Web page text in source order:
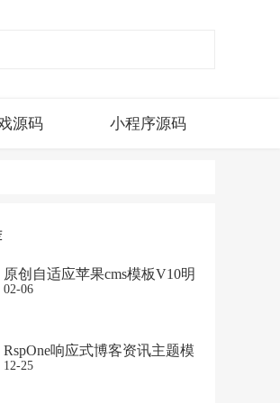
源码 小程序源码
原创自适应苹果cms模板V10明
暗双皮肤功能 齐全PC+H5
02-06
RspOne响应式博客资讯主题模
板
12-25